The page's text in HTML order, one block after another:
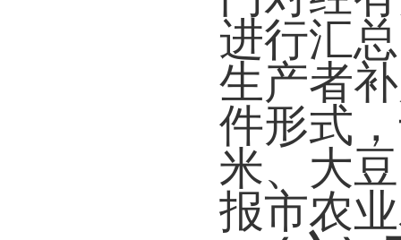
进行汇
生产者
件形式
米、大
报市农